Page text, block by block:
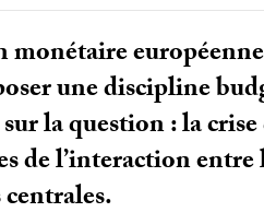
une discipline
la question : la crise
de l’interaction